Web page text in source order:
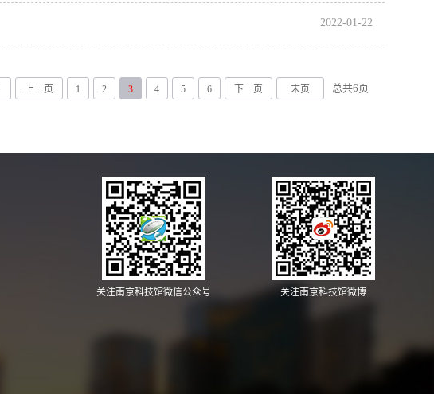
2022-01-22
上一页 1 2 3 4 5 6 下一页 末页 总共6页
关注南京科技馆微信公众号 关注南京科技馆微博